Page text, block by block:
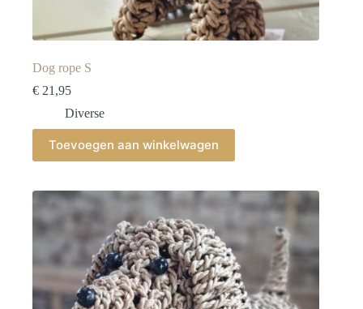
Dog rope S
€ 21,95
Diverse
Toevoegen aan winkelwagen